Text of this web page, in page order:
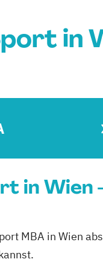
in
in Wien
MBA in Wien